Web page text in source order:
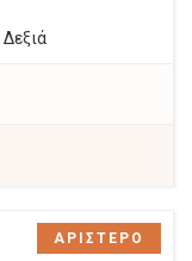
Δεξιά
ΑΡΙΣΤΕΡΟ